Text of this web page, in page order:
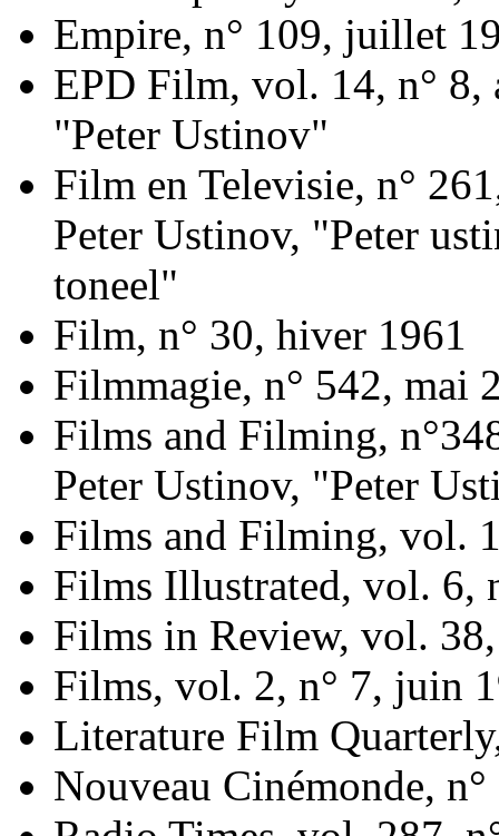
Empire, n° 109, juillet
EPD Film, vol. 14, n° 8,
"Peter Ustinov"
Film en Televisie, n°
Peter Ustinov, "Peter
toneel"
Film, n° 30, hiver 1961
Filmmagie, n° 542, mai
Films and Filming,
Peter Ustinov, "Peter
Films and Filming, vol.
Films Illustrated, vol. 6,
Films in Review, vol.
Films, vol. 2, n° 7, juin
Literature Film
Nouveau Cinémonde,